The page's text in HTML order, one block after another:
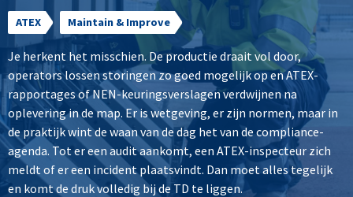
ATEX Maintain & Improve
Je herkent het misschien. De productie draait vol door,
operators lossen storingen zo goed mogelijk op en ATEX-
rapportages of NEN-keuringsverslagen verdwijnen na
oplevering in de map. Er is wetgeving, er zijn normen, maar in
de praktijk wint de waan van de dag het van de compliance-
agenda. Tot er een audit aankomt, een ATEX-inspecteur zich
meldt of er een incident plaatsvindt. Dan moet alles tegelijk
en komt de druk volledig bij de TD te liggen.